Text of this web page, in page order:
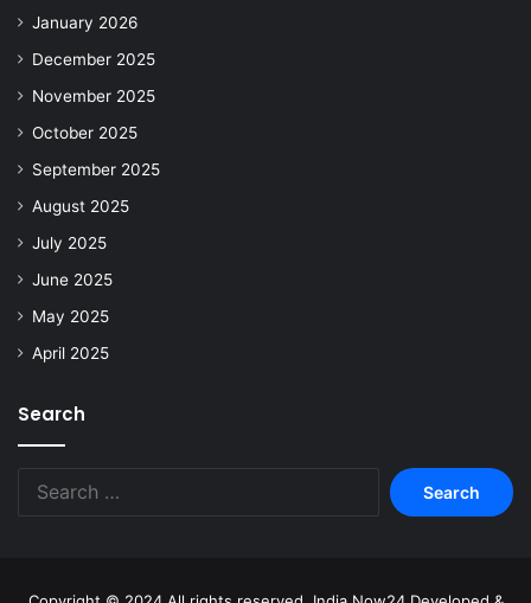
January 2026
December 2025
November 2025
October 2025
September 2025
August 2025
July 2025
June 2025
May 2025
April 2025
Search